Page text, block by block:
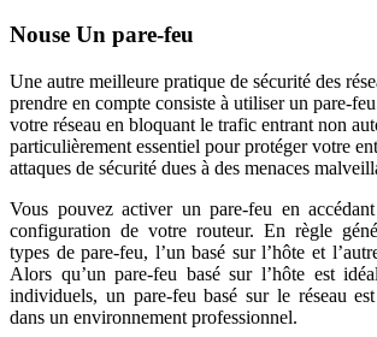
Nouse Un pare-feu
Une autre meilleure pratique de sécurité des
prendre en compte consiste à utiliser un pare-
votre réseau en bloquant le trafic entrant non
particulièrement essentiel pour protéger votre
attaques de sécurité dues à des menaces
Vous pouvez activer un pare-feu en
configuration de votre routeur. En règle
types de pare-feu, l’un basé sur l’hôte et
Alors qu’un pare-feu basé sur l’hôte est
individuels, un pare-feu basé sur le réseau
dans un environnement professionnel.